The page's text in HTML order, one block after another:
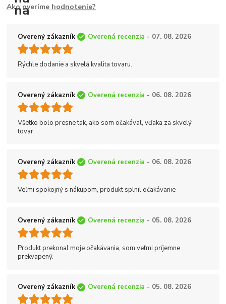
Ako overíme hodnotenie?
Overený zákazník Overená recenzia - 07. 08. 2026
Rýchle dodanie a skvelá kvalita tovaru.
Overený zákazník Overená recenzia - 06. 08. 2026
Všetko bolo presne tak, ako som očakával, vďaka za skvelý
tovar.
Overený zákazník Overená recenzia - 06. 08. 2026
Veľmi spokojný s nákupom, produkt splnil očakávanie
Overený zákazník Overená recenzia - 05. 08. 2026
Produkt prekonal moje očakávania, som veľmi príjemne
prekvapený.
Overený zákazník Overená recenzia - 05. 08. 2026